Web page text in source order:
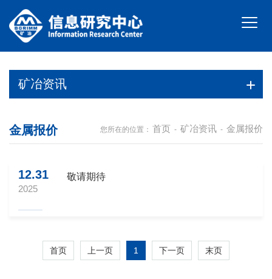
矿冶资讯
您所在的位置： 首页 - 矿冶资讯 - 金属报价
金属报价
12.31
2025
敬请期待
首页 上一页 1 下一页 末页